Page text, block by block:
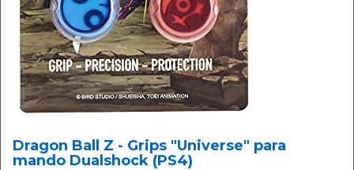
Dragon Ball Z - Grips "Universe" para
mando Dualshock (PS4)